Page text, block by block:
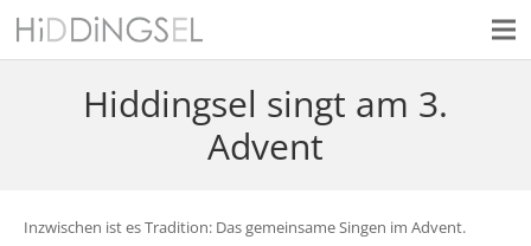
Hiddingsel singt am 3.
Advent
Inzwischen ist es Tradition: Das gemeinsame Singen im Advent.